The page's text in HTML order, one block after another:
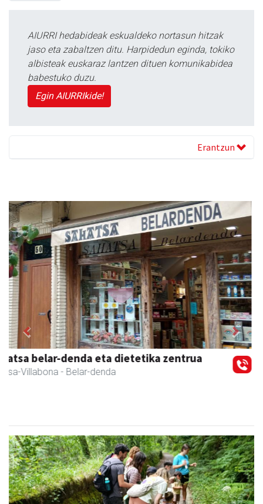
AIURRI hedabideak eskualdeko nortasun hitzak
jaso eta zabaltzen ditu. Harpidedun eginda, tokiko
albisteak euskaraz lantzen dituen komunikabidea
babestuko duzu.
Egin AIURRIkide!
Erantzun
Fleming Herri Eskola
Amasa-Villabona - Hezkuntza
Previous Next